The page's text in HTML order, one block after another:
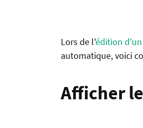
Lors de l'édition
automatique, voici
Afficher